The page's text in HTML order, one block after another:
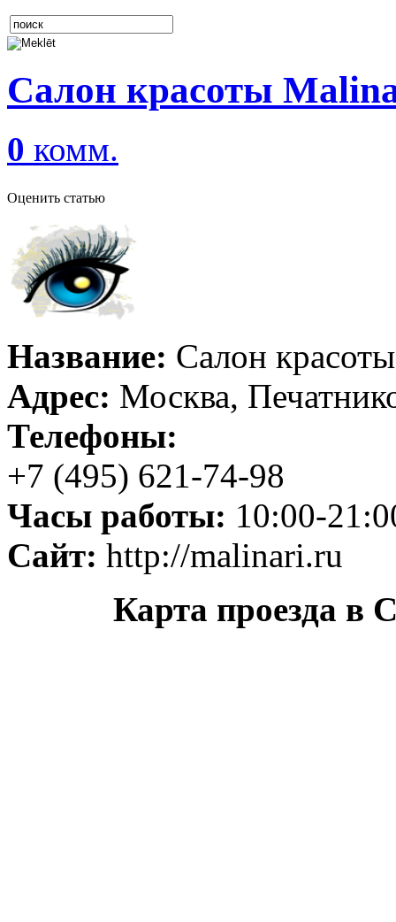
Салон красоты
0 комм.
Оценить статью
Название: Салон
Адрес: Москва,
Телефоны:
+7 (495) 621-74-98
Часы работы: 10:00-
Сайт: http://malinari.ru
Карта проезда в